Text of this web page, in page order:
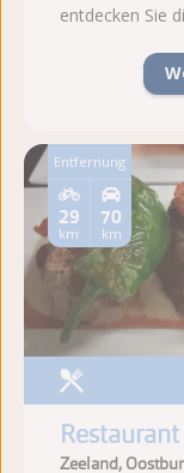
Entfernung
70
km
29
km
Zeeland,
entdecken Sie